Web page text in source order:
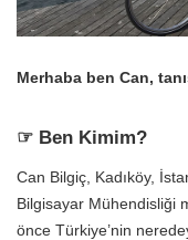
Merhaba ben Can,
☞ Ben Kimim?
Can Bilgiç, Kadıköy,
Bilgisayar Mühendisliği
önce Türkiye’nin